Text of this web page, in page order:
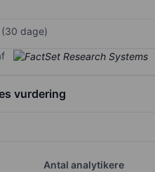
dage)
vurdering
Antal analytikere